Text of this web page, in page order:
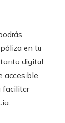
en tu
digital
accesible
facilitar